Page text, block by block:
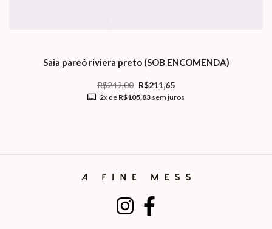
Saia pareô riviera preto (SOB ENCOMENDA)
R$249,00 R$211,65
2x de R$105,83sem juros